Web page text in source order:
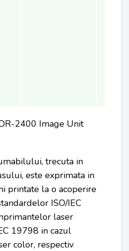
2400 Image Unit
trecuta in
este exprimata in
printate la o acoperire
ISO/IEC
laser
19798 in cazul
color, respectiv